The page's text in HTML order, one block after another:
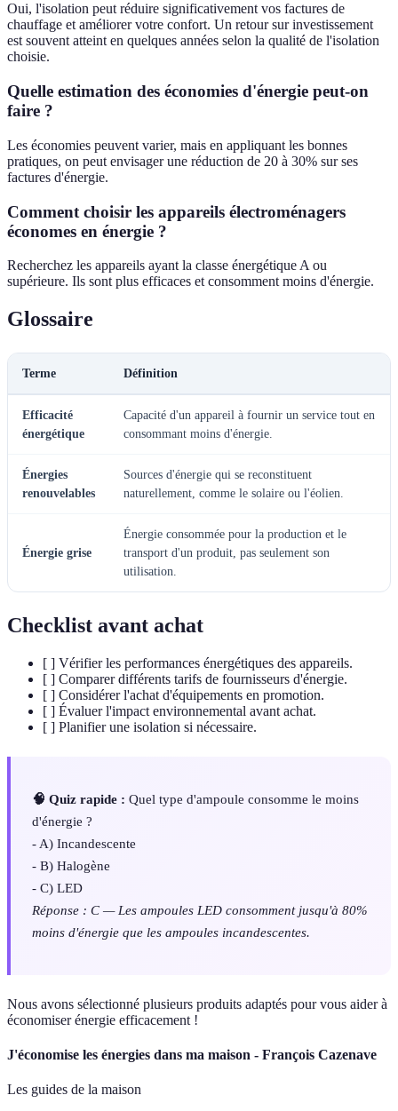
Oui, l'isolation peut réduire significativement vos factures de
chauffage et améliorer votre confort. Un retour sur investissement
est souvent atteint en quelques années selon la qualité de l'isolation
choisie.
Quelle estimation des économies d'énergie peut-on
faire ?
Les économies peuvent varier, mais en appliquant les bonnes
pratiques, on peut envisager une réduction de 20 à 30% sur ses
factures d'énergie.
Comment choisir les appareils électroménagers
économes en énergie ?
Recherchez les appareils ayant la classe énergétique A ou
supérieure. Ils sont plus efficaces et consomment moins d'énergie.
Glossaire
Terme Définition
Efficacité
énergétique
Capacité d'un appareil à fournir un service tout en
consommant moins d'énergie.
Énergies
renouvelables
Sources d'énergie qui se reconstituent
naturellement, comme le solaire ou l'éolien.
Énergie grise
Énergie consommée pour la production et le
transport d'un produit, pas seulement son
utilisation.
Checklist avant achat
[ ] Vérifier les performances énergétiques des appareils.
[ ] Comparer différents tarifs de fournisseurs d'énergie.
[ ] Considérer l'achat d'équipements en promotion.
[ ] Évaluer l'impact environnemental avant achat.
[ ] Planifier une isolation si nécessaire.
🧠 Quiz rapide : Quel type d'ampoule consomme le moins
d'énergie ?
- A) Incandescente
- B) Halogène
- C) LED
Réponse : C — Les ampoules LED consomment jusqu'à 80%
moins d'énergie que les ampoules incandescentes.
Nous avons sélectionné plusieurs produits adaptés pour vous aider à
économiser énergie efficacement !
J'économise les énergies dans ma maison - François Cazenave
Les guides de la maison